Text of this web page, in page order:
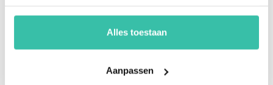
Alles toestaan
Aanpassen
steeds veranderende
wereld. Mijn focus ligt
werken.